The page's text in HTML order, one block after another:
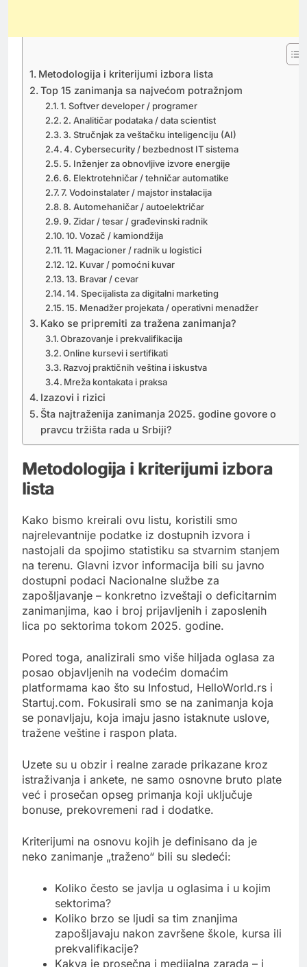
Metodologija i kriterijumi izbora lista
Top 15 zanimanja sa najvećom potražnjom
1. Softver developer / programer
2. Analitičar podataka / data scientist
3. Stručnjak za veštačku inteligenciju (AI)
4. Cybersecurity / bezbednost IT sistema
5. Inženjer za obnovljive izvore energije
6. Elektrotehničar / tehničar automatike
7. Vodoinstalater / majstor instalacija
8. Automehaničar / autoelektričar
9. Zidar / tesar / građevinski radnik
10. Vozač / kamiondžija
11. Magacioner / radnik u logistici
12. Kuvar / pomoćni kuvar
13. Bravar / cevar
14. Specijalista za digitalni marketing
15. Menadžer projekata / operativni menadžer
Kako se pripremiti za tražena zanimanja?
Obrazovanje i prekvalifikacija
Online kursevi i sertifikati
Razvoj praktičnih veština i iskustva
Mreža kontakata i praksa
Izazovi i rizici
Šta najtraženija zanimanja 2025. godine govore o
pravcu tržišta rada u Srbiji?
Metodologija i kriterijumi izbora
lista
Kako bismo kreirali ovu listu, koristili smo
najrelevantnije podatke iz dostupnih izvora i
nastojali da spojimo statistiku sa stvarnim stanjem
na terenu. Glavni izvor informacija bili su javno
dostupni podaci Nacionalne službe za
zapošljavanje – konkretno izveštaji o deficitarnim
zanimanjima, kao i broj prijavljenih i zaposlenih
lica po sektorima tokom 2025. godine.
Pored toga, analizirali smo više hiljada oglasa za
posao objavljenih na vodećim domaćim
platformama kao što su Infostud, HelloWorld.rs i
Startuj.com. Fokusirali smo se na zanimanja koja
se ponavljaju, koja imaju jasno istaknute uslove,
tražene veštine i raspon plata.
Uzete su u obzir i realne zarade prikazane kroz
istraživanja i ankete, ne samo osnovne bruto plate
već i prosečan opseg primanja koji uključuje
bonuse, prekovremeni rad i dodatke.
Kriterijumi na osnovu kojih je definisano da je
neko zanimanje „traženo“ bili su sledeći:
Koliko često se javlja u oglasima i u kojim
sektorima?
Koliko brzo se ljudi sa tim znanjima
zapošljavaju nakon završene škole, kursa ili
prekvalifikacije?
Kakva je prosečna i medijalna zarada – i